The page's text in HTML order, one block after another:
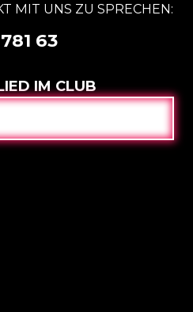
MIT UNS ZU SPRECHEN:
63
IM CLUB